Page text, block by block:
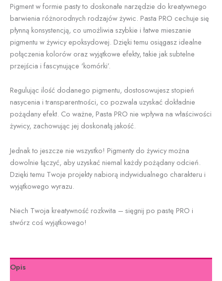
pigment
do
żywicy
epoksydowej
ResinVolt
Pigment w formie pasty to doskonałe narzędzie do kreatywnego
barwienia różnorodnych rodzajów żywic. Pasta PRO cechuje się
płynną konsystencją, co umożliwia szybkie i łatwe mieszanie
pigmentu w żywicy epoksydowej. Dzięki temu osiągasz idealne
połączenia kolorów oraz wyjątkowe efekty, takie jak subtelne
przejścia i fascynujące 'komórki’.
Regulując ilość dodanego pigmentu, dostosowujesz stopień
nasycenia i transparentności, co pozwala uzyskać dokładnie
pożądany efekt. Co ważne, Pasta PRO nie wpływa na właściwości
żywicy, zachowując jej doskonałą jakość.
Jednak to jeszcze nie wszystko! Pigmenty do żywicy można
dowolnie łączyć, aby uzyskać niemal każdy pożądany odcień.
Dzięki temu Twoje projekty nabiorą indywidualnego charakteru i
wyjątkowego wyrazu.
Niech Twoja kreatywność rozkwita – sięgnij po pastę PRO i
stwórz coś wyjątkowego!
Opis